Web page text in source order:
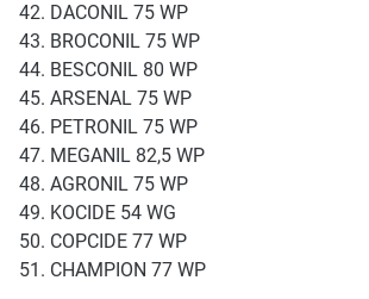
DACONIL 75 WP
BROCONIL 75 WP
BESCONIL 80 WP
ARSENAL 75 WP
PETRONIL 75 WP
MEGANIL 82,5 WP
AGRONIL 75 WP
KOCIDE 54 WG
COPCIDE 77 WP
CHAMPION 77 WP